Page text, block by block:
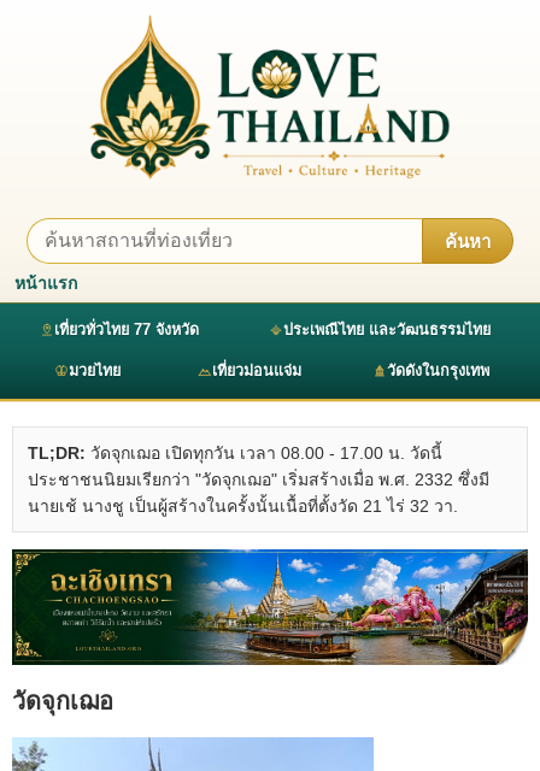
ค้นหา
หน้าแรก
เที่ยวทั่วไทย 77 จังหวัด ประเพณีไทย และวัฒนธรรมไทย
มวยไทย เที่ยวม่อนแจ่ม วัดดังในกรุงเทพ
TL;DR: วัดจุกเฌอ เปิดทุกวัน เวลา 08.00 - 17.00 น. วัดนี้
ประชาชนนิยมเรียกว่า "วัดจุกเฌอ" เริ่มสร้างเมื่อ พ.ศ. 2332 ซึ่งมี
นายเช้ นางชู เป็นผู้สร้างในครั้งนั้นเนื้อที่ตั้งวัด 21 ไร่ 32 วา.
วัดจุกเฌอ